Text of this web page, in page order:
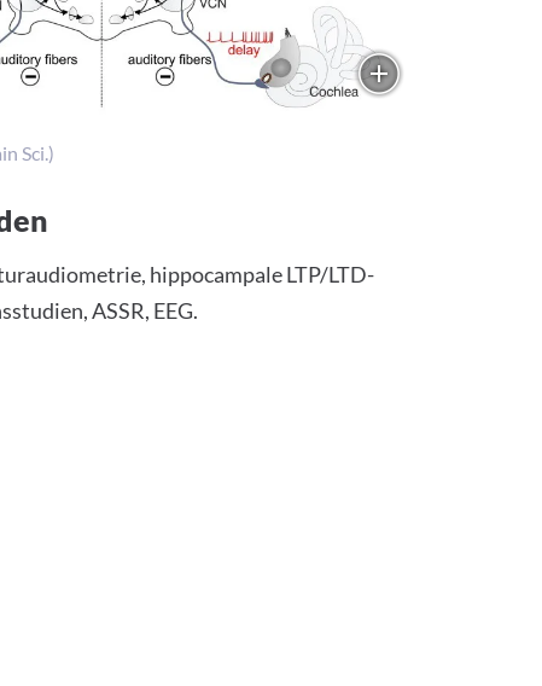
Sci.)
hippocampale LTP/LTD-
ASSR, EEG.